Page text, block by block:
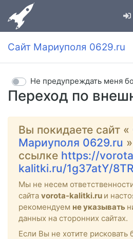
Сайт Мариуполя 0629.ru
Переход по
Не предупреждать меня
Вы покидаете сайт «
Мариуполя 0629.ru
ссылке https://
kalitki.ru/1g37atY/
Мы не несем
сайта vorota-kalitki.ru и
рекомендуем не указывать
данных на сторонних сайтах.
Если Вы не хотите рисковать